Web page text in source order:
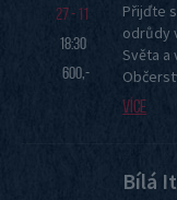
27 - 11
18:30
600,-
Přijďte
odrůdy
Světa a
Více
Bílá